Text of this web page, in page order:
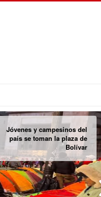
Encuentran cuerpos de
personadas desaparecidas en
Neiva